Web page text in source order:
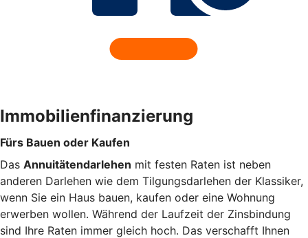
Immobilienfinanzierung
Fürs Bauen oder Kaufen
Das Annuitätendarlehen mit festen Raten ist neben
anderen Darlehen wie dem Tilgungsdarlehen der Klassiker,
wenn Sie ein Haus bauen, kaufen oder eine Wohnung
erwerben wollen. Während der Laufzeit der Zinsbindung
sind Ihre Raten immer gleich hoch. Das verschafft Ihnen